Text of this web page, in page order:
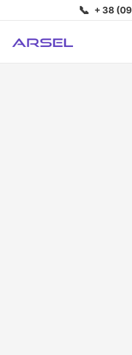
до
вмісту
📞 + 38